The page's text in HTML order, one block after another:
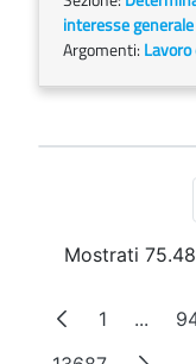
interesse generale
Argomenti:
Mostrati
Pagina
1 ...